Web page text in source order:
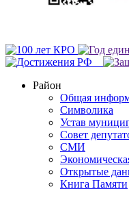
Район
Общая
Символика
Устав
Совет
СМИ
Открытые
Книга Памяти